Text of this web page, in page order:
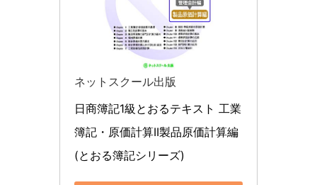
ネットスクール出版
日商簿記1級とおるテキスト 工業
簿記・原価計算II製品原価計算編
(とおる簿記シリーズ)